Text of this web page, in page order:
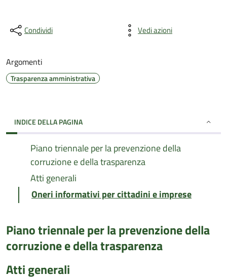
Condividi Vedi azioni
Argomenti
Trasparenza amministrativa
INDICE DELLA PAGINA
Piano triennale per la prevenzione della
corruzione e della trasparenza
Atti generali
Oneri informativi per cittadini e imprese
Piano triennale per la prevenzione della
corruzione e della trasparenza
Atti generali